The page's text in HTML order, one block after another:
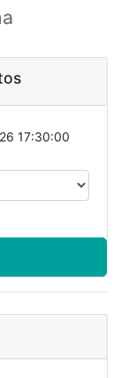
17:30:00